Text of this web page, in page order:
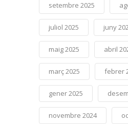
setembre 2025
juliol 2025 juny
maig 2025 abril
març 2025 febrer
gener 2025
novembre 2024